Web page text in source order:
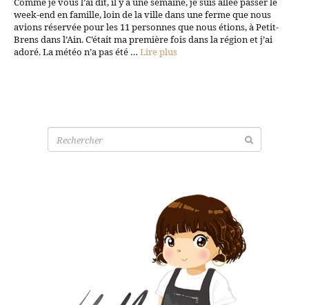
week-end en famille, loin de la ville dans une ferme que nous
avions réservée pour les 11 personnes que nous étions, à Petit-
Brens dans l’Ain. C’était ma première fois dans la région et j’ai
adoré. La météo n’a pas été … Lire plus
Recherche
pour: